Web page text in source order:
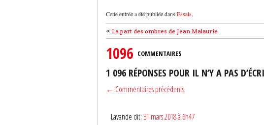
Cette entrée a été publiée dans Essais.
« La part des ombres de Jean Malaurie
1096 COMMENTAIRES
1 096 RÉPONSES POUR IL N’Y A PAS
← Commentaires précédents
Lavande dit: 31 mars 2018 à 6h47